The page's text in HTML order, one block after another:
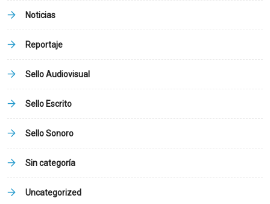
Noticias
Reportaje
Sello Audiovisual
Sello Escrito
Sello Sonoro
Sin categoría
Uncategorized